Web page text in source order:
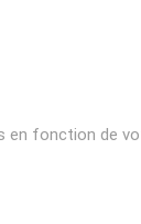
en fonction de